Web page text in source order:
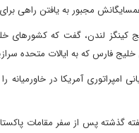
مجبور به یافتن راهی
کینگز لندن، گفت که کشورهای
خلیج فارس که به ایالات متحده
امپراتوری آمریکا در
گذشته پس از سفر مقامات